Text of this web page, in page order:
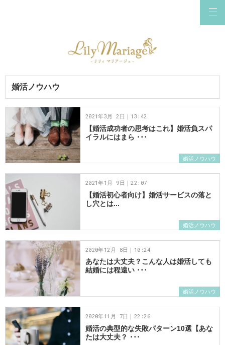
婚活ノウハウ
婚活ノウハウ
【婚活成功者の思考はこれ】婚活負スパ
イラルにはまら ･･･
2021年3月 2日｜13:42
婚活ノウハウ
【婚活初心者向け】婚活サービスの落と
し穴とは...
2021年1月 9日｜22:07
婚活ノウハウ
あなたは大丈夫？こんな人は婚活しても
結婚には程遠い ･･･
2020年12月 8日｜10:24
婚活の典型的な失敗パターン10選【あな
たは大丈夫？ ･･･
2020年11月 7日｜22:26